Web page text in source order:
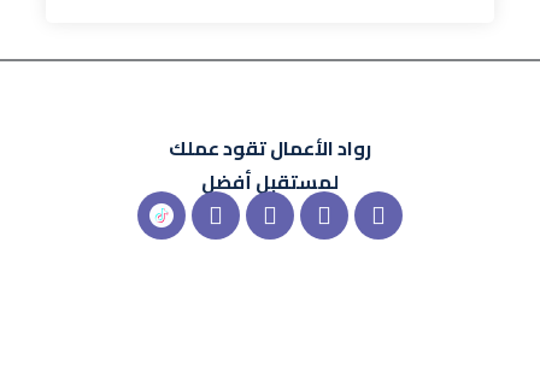
رواد الأعمالتقود عملك
لمستقبل أفضل
Instagram
X-
Linkedin
Snapchat
شعار